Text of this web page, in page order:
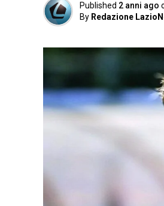
Published 2 anni ago
By Redazione